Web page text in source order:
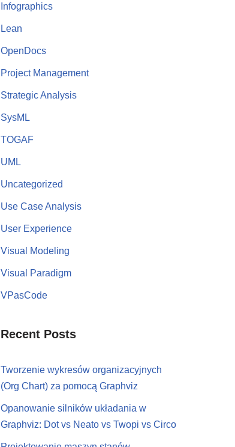
Infographics
Lean
OpenDocs
Project Management
Strategic Analysis
SysML
TOGAF
UML
Uncategorized
Use Case Analysis
User Experience
Visual Modeling
Visual Paradigm
VPasCode
Recent Posts
Tworzenie wykresów organizacyjnych
(Org Chart) za pomocą Graphviz
Opanowanie silników układania w
Graphviz: Dot vs Neato vs Twopi vs Circo